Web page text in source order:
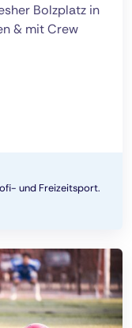
Bolzplatz in
& mit Crew
und Freizeitsport.